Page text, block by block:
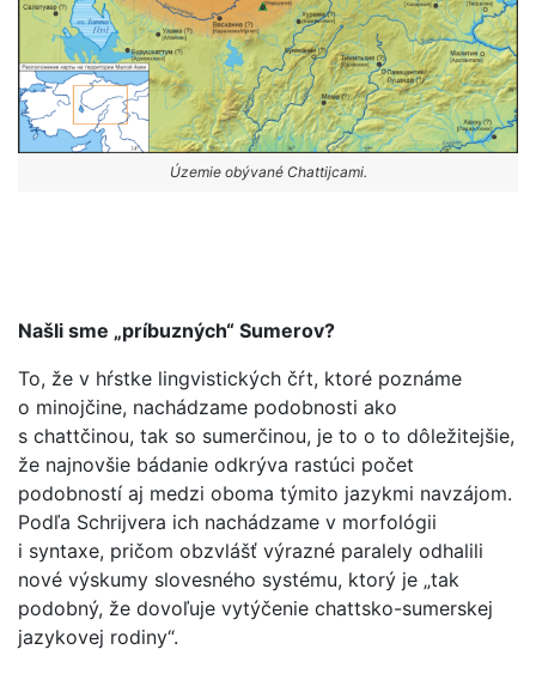
Územie obývané Chattijcami.
Našli sme „príbuzných“ Sumerov?
To, že v hŕstke lingvistických čŕt, ktoré poznáme
o minojčine, nachádzame podobnosti ako
s chattčinou, tak so sumerčinou, je to o to dôležitejšie,
že najnovšie bádanie odkrýva rastúci počet
podobností aj medzi oboma týmito jazykmi navzájom.
Podľa Schrijvera ich nachádzame v morfológii
i syntaxe, pričom obzvlášť výrazné paralely odhalili
nové výskumy slovesného systému, ktorý je „tak
podobný, že dovoľuje vytýčenie chattsko-sumerskej
jazykovej rodiny“.